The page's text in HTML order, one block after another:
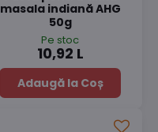
masala indiană AHG
50g
Pe stoc
10,92 L
Adaugă la Coș